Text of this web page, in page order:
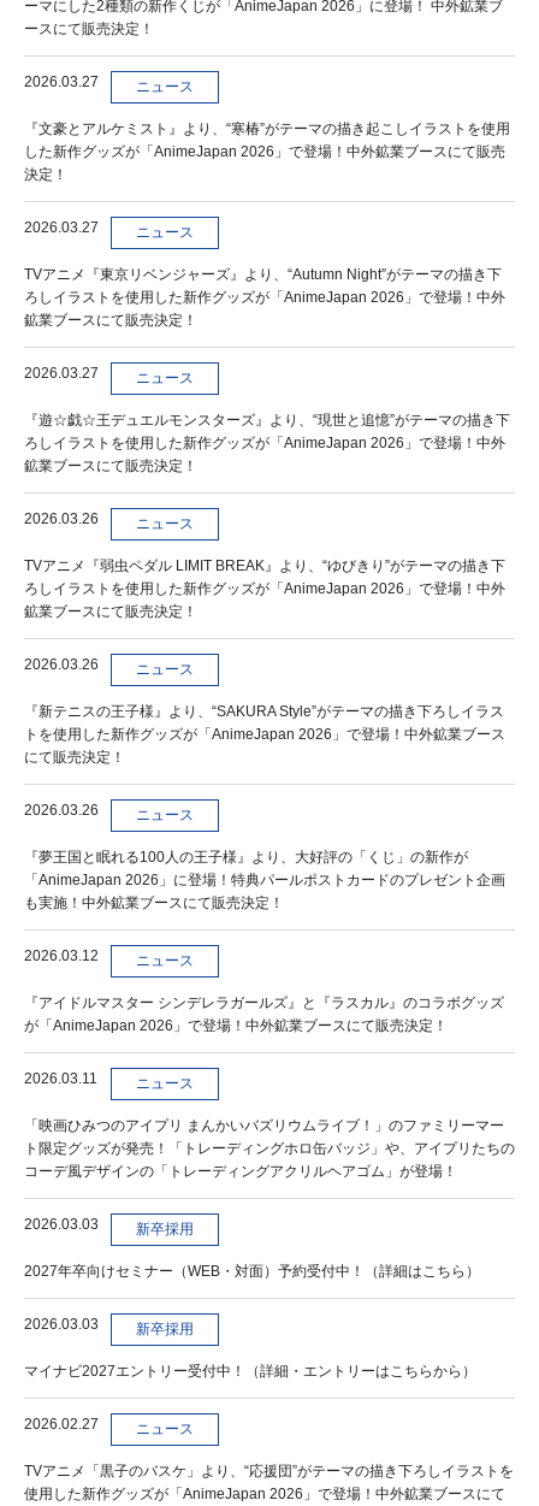
ーマにした2種類の新作くじが「AnimeJapan 2026」に登場！ 中外鉱業ブ
ースにて販売決定！
2026.03.27 ニュース
『文豪とアルケミスト』より、“寒椿”がテーマの描き起こしイラストを使用
した新作グッズが「AnimeJapan 2026」で登場！中外鉱業ブースにて販売
決定！
2026.03.27 ニュース
TVアニメ『東京リベンジャーズ』より、“Autumn Night”がテーマの描き下
ろしイラストを使用した新作グッズが「AnimeJapan 2026」で登場！中外
鉱業ブースにて販売決定！
2026.03.27 ニュース
『遊☆戯☆王デュエルモンスターズ』より、“現世と追憶”がテーマの描き下
ろしイラストを使用した新作グッズが「AnimeJapan 2026」で登場！中外
鉱業ブースにて販売決定！
2026.03.26 ニュース
TVアニメ『弱虫ペダル LIMIT BREAK』より、“ゆびきり”がテーマの描き下
ろしイラストを使用した新作グッズが「AnimeJapan 2026」で登場！中外
鉱業ブースにて販売決定！
2026.03.26 ニュース
『新テニスの王子様』より、“SAKURA Style”がテーマの描き下ろしイラス
トを使用した新作グッズが「AnimeJapan 2026」で登場！中外鉱業ブース
にて販売決定！
2026.03.26 ニュース
『夢王国と眠れる100人の王子様』より、大好評の「くじ」の新作が
「AnimeJapan 2026」に登場！特典パールポストカードのプレゼント企画
も実施！中外鉱業ブースにて販売決定！
2026.03.12 ニュース
『アイドルマスター シンデレラガールズ』と『ラスカル』のコラボグッズ
が「AnimeJapan 2026」で登場！中外鉱業ブースにて販売決定！
2026.03.11 ニュース
「映画ひみつのアイプリ まんかいバズリウムライブ！」のファミリーマー
ト限定グッズが発売！「トレーディングホロ缶バッジ」や、アイプリたちの
コーデ風デザインの「トレーディングアクリルヘアゴム」が登場！
2026.03.03 新卒採用
2027年卒向けセミナー（WEB・対面）予約受付中！（詳細はこちら）
2026.03.03 新卒採用
マイナビ2027エントリー受付中！（詳細・エントリーはこちらから）
2026.02.27 ニュース
TVアニメ「黒子のバスケ」より、“応援団”がテーマの描き下ろしイラストを
使用した新作グッズが「AnimeJapan 2026」で登場！中外鉱業ブースにて